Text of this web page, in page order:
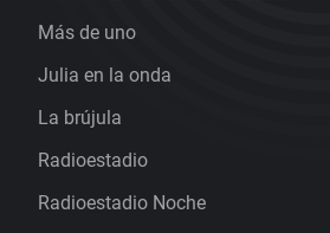
Más de uno
Julia en la onda
La brújula
Radioestadio
Radioestadio Noche